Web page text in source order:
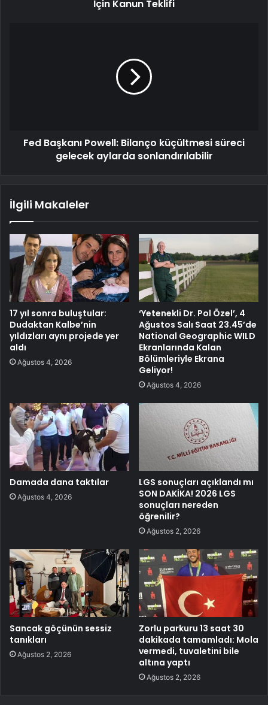
İçin Kanun Teklifi
Fed Başkanı Powell: Bilanço küçültmesi süreci
gelecek aylarda sonlandırılabilir
İlgili Makaleler
17 yıl sonra buluştular:
Dudaktan Kalbe’nin
yıldızları aynı projede yer
aldı
Ağustos 4, 2026
‘Yetenekli Dr. Pol Özel’, 4
Ağustos Salı Saat 23.45’de
National Geographic WILD
Ekranlarında Kalan
Bölümleriyle Ekrana
Geliyor!
Ağustos 4, 2026
Damada dana taktılar
Ağustos 4, 2026
LGS sonuçları açıklandı mı
SON DAKİKA! 2026 LGS
sonuçları nereden
öğrenilir?
Ağustos 2, 2026
Sancak göçünün sessiz
tanıkları
Ağustos 2, 2026
Zorlu parkuru 13 saat 30
dakikada tamamladı: Mola
vermedi, tuvaletini bile
altına yaptı
Ağustos 2, 2026